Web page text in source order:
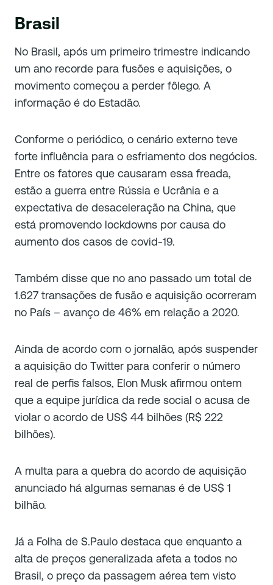
Brasil
No Brasil, após um primeiro trimestre indicando
um ano recorde para fusões e aquisições, o
movimento começou a perder fôlego. A
informação é do Estadão.
Conforme o periódico, o cenário externo teve
forte influência para o esfriamento dos negócios.
Entre os fatores que causaram essa freada,
estão a guerra entre Rússia e Ucrânia e a
expectativa de desaceleração na China, que
está promovendo lockdowns por causa do
aumento dos casos de covid-19.
Também disse que no ano passado um total de
1.627 transações de fusão e aquisição ocorreram
no País – avanço de 46% em relação a 2020.
Ainda de acordo com o jornalão, após suspender
a aquisição do Twitter para conferir o número
real de perfis falsos, Elon Musk afirmou ontem
que a equipe jurídica da rede social o acusa de
violar o acordo de US$ 44 bilhões (R$ 222
bilhões).
A multa para a quebra do acordo de aquisição
anunciado há algumas semanas é de US$ 1
bilhão.
Já a Folha de S.Paulo destaca que enquanto a
alta de preços generalizada afeta a todos no
Brasil, o preço da passagem aérea tem visto